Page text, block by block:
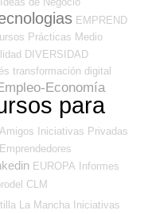
EMPREND
Prácticas Medio
DIVERSIDAD
transformación digital
Economía
para
Amigos Iniciativas Privadas
EUROPA Informes
CLM
La Mancha Iniciativas